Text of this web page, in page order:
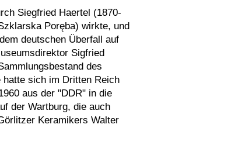
Siegfried Haertel (1870-
Poręba) wirkte, und
deutschen Überfall auf
Sigfried
des
sich im Dritten Reich
aus der "DDR" in die
der Wartburg, die auch
Keramikers Walter